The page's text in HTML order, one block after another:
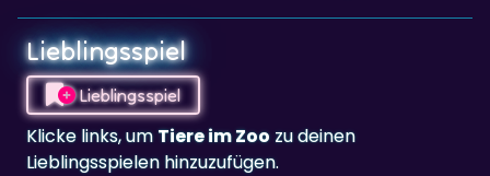
Lieblingsspiel
Lieblingsspiel
Klicke links, umTiere im Zoozu deinen
Lieblingsspielen hinzuzufügen.